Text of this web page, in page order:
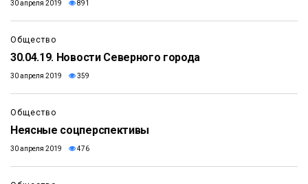
30 апреля 2019 891
24:28
Общество
30.04.19. Новости Северного города
30 апреля 2019 359
Общество
Неясные соцперспективы
30 апреля 2019 476